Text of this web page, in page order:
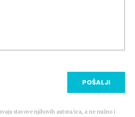
POŠALJI
stavove njihovih autora/ica, a ne nužno i